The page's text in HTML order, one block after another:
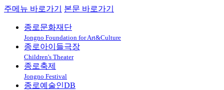
주메뉴 바로가기 본문 바로가기
종로문화재단
Jongno Foundation for Art&Culture
종로아이들극장
Children's Theater
종로축제
Jongno Festival
종로예술인DB